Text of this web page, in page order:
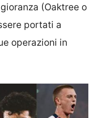
(Oaktree o
portati a
operazioni in